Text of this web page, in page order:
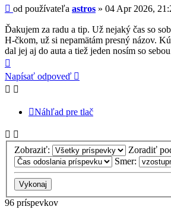
Príspevok
od používateľa astros » 04 Apr 2026,
Ďakujem za radu a tip. Už nejaký čas so
H-čkom, už si nepamätám presný názov.
dal jej aj do auta a tiež jeden nosím so
Napísať odpoveď
Náhľad pre tlač
Zobraziť:
Zoradiť
Smer:
96 príspevkov